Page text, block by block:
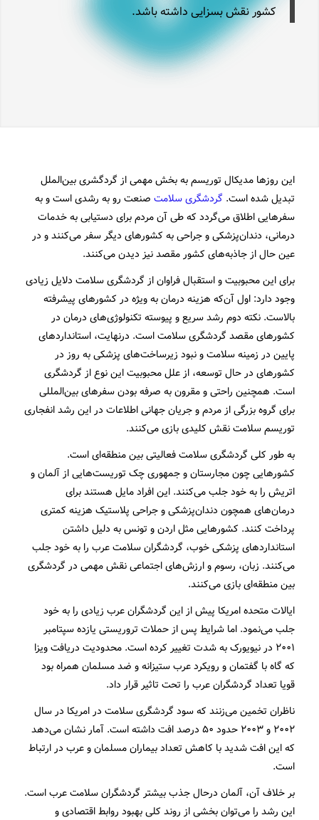
کشور نقش بسزایی داشته باشد.
این روزها مدیکال توریسم به بخش مهمی از گردگشری بین‌الملل
تبدیل شده است. گردشگری سلامتصنعت رو به رشدی ‌است و به
سفرهایی اطلاق می‌گردد که طی آن مردم برای دستیابی به خدمات
درمانی، دندان‌پزشکی و جراحی به کشورهای دیگر سفر می‌کنند و در
عین حال از جاذبه‎‌های کشور مقصد نیز دیدن می‌کنند.
برای این محبوبیت و استقبال فراوان از گردشگری سلامت دلایل زیادی
وجود دارد: اول آن‌که هزینه درمان به ویژه در کشورهای پیشرفته
بالاست. نکته دوم رشد سریع و پیوسته تکنولوژی‌های درمان در
کشورهای مقصد گردشگری سلامت است. درنهایت، استانداردهای
پایین در زمینه سلامت و نبود زیرساخت‌های پزشکی به روز در
کشورهای در حال توسعه، از علل محبوبیت این نوع از گردشگری
است. همچنین راحتی و مقرون به صرفه بودن سفرهای بین‌المللی
برای گروه بزرگی از مردم و جریان جهانی اطلاعات در این رشد انفجاری
توریسم سلامت نقش کلیدی بازی می‌کنند.
به طور کلی گردشگری سلامت فعالیتی بین منطقه‌ای است.
کشورهایی چون مجارستان و جمهوری چک توریست‎‌هایی از آلمان و
اتریش را به خود جلب می‌کنند. این افراد مایل هستند برای
درمان‌های همچون دندان‌پزشکی و جراحی پلاستیک هزینه کمتری
پرداخت کنند. کشورهایی مثل اردن و تونس به دلیل داشتن
استانداردهای پزشکی خوب، گردشگران سلامت عرب را به خود جلب
می‎‌کنند. زبان، رسوم و ارزش‌های اجتماعی نقش مهمی در گردشگری
بین منطقه‌ای بازی می‌کنند.
ایالات متحده امریکا پیش از این گردشگران عرب زیادی را به خود
جلب می‌نمود. اما شرایط پس از حملات تروریستی یازده سپتامبر
۲۰۰۱ در نیویورک به شدت تغییر کرده است. محدودیت دریافت ویزا
که گاه با گفتمان و رویکرد عرب ستیزانه و ضد مسلمان همراه بود
قویا تعداد گردشگران عرب را تحت تاثیر قرار داد.
ناظران تخمین می‌زنند که سود گردشگری سلامت در امریکا در سال
۲۰۰۲ و ۲۰۰۳ حدود ۵۰ درصد افت داشته است. آمار نشان‌ می‌دهد
که این افت شدید با کاهش تعداد بیماران مسلمان و عرب در ارتباط
است.
بر خلاف آن، آلمان درحال جذب بیشتر گردشگران سلامت عرب‌ است.
این رشد را می‌توان بخشی از روند کلی بهبود روابط اقتصادی و